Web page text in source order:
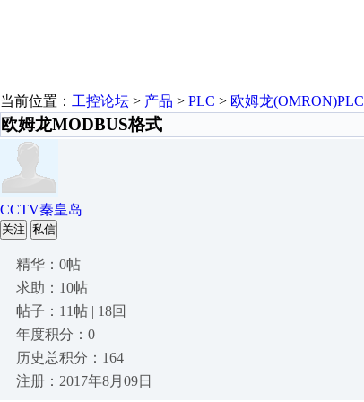
当前位置： 工控论坛 > 产品 > PLC > 欧姆龙(OMRON)PLC
欧姆龙MODBUS格式
CCTV秦皇岛
关注 私信
精华：0帖
求助：10帖
帖子：11帖 | 18回
年度积分：0
历史总积分：164
注册：2017年8月09日